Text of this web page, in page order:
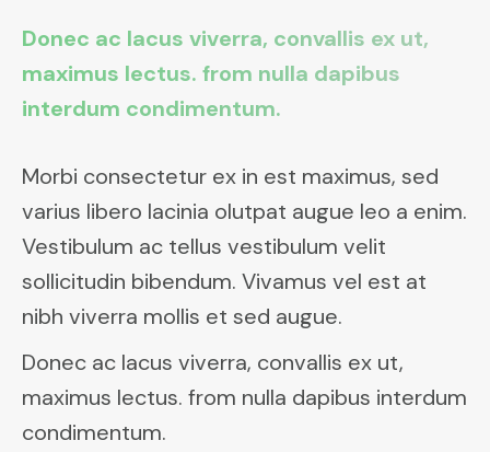
Donec ac lacus viverra, convallis ex ut,
maximus lectus. from nulla dapibus
interdum condimentum.
Morbi consectetur ex in est maximus, sed
varius libero lacinia olutpat augue leo a enim.
Vestibulum ac tellus vestibulum velit
sollicitudin bibendum. Vivamus vel est at
nibh viverra mollis et sed augue.
Donec ac lacus viverra, convallis ex ut,
maximus lectus. from nulla dapibus interdum
condimentum.